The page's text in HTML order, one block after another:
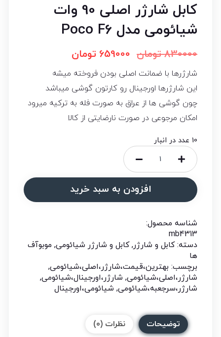
کابل شارژر اصلی 90 وات
شیائومی مدل Poco F6
830000 تومان 659000 تومان
شارژرها با ضمانت اصلی بودن فروخته میشه
این شارژرها اورجینال رو کارتون گوشی میباشد
چون گوشی ها از عراق به صورت فله به ترکیه میرود
امکان مرجوعی در صورت نارضایتی از کالا
10 عدد در انبار
افزودن به سبد خرید
شناسه محصول:
mb4313
دسته:کابل و شارژر,کابل و شارژر شیائومی, موبوآف
ها
برچسب: بهترین،قیمت،شارژر،اصلی،شیائومی,
شارژر،اصلی،شیائومی, شارژر،اورجینال،شیائومی,
شارژر،سرجعبه،شیائومی, شیائومی،اورجینال
توضیحات نظرات (0)